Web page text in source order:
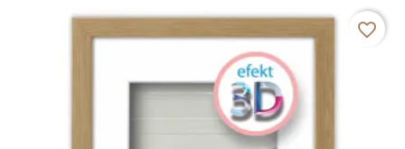
favorite_border